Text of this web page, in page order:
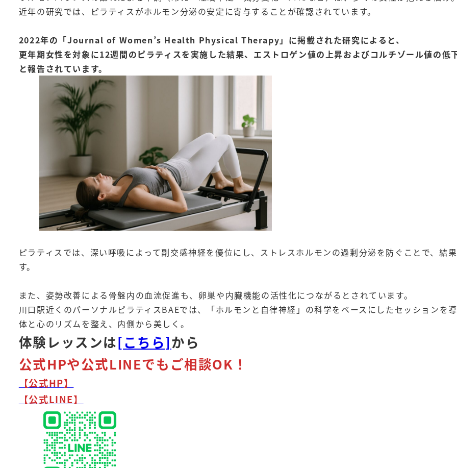
近年の研究では、ピラティスがホルモン分泌の安定に寄与することが確認されています。
2022年の「Journal of Women’s Health Physical Therapy」に掲載された研究によると、
更年期女性を対象に12週間のピラティスを実施した結果、エストロゲン値の上昇およびコルチゾール値の低
と報告されています。
ピラティスでは、深い呼吸によって副交感神経を優位にし、ストレスホルモンの過剰分泌を防ぐことで、結
す。
また、姿勢改善による骨盤内の血流促進も、卵巣や内臓機能の活性化につながるとされています。
川口駅近くのパーソナルピラティスBAEでは、「ホルモンと自律神経」の科学をベースにしたセッションを導
体と心のリズムを整え、内側から美しく。
体験レッスンは[こちら]から
公式HPや公式LINEでもご相談OK！
【公式HP】
【公式LINE】